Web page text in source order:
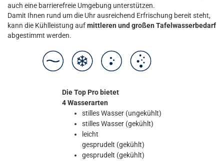
auch eine barrierefreie Umgebung unterstützen.
Damit Ihnen rund um die Uhr ausreichend Erfrischung bereit steht,
kann die Kühlleistung aufmittleren und großen Tafelwasserbedarf
abgestimmt werden.
Die Top Pro bietet
4 Wasserarten
stilles Wasser (ungekühlt)
stilles Wasser (gekühlt)
leicht
gesprudelt (gekühlt)
gesprudelt (gekühlt)